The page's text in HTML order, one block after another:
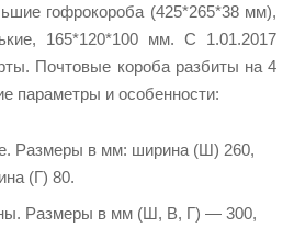
гофрокороба (425*265*38 мм),
165*120*100 мм. С 1.01.2017
Почтовые короба разбиты на 4
параметры и особенности:
Размеры в мм: ширина (Ш) 260,
(Г) 80.
Размеры в мм (Ш, В, Г) — 300,